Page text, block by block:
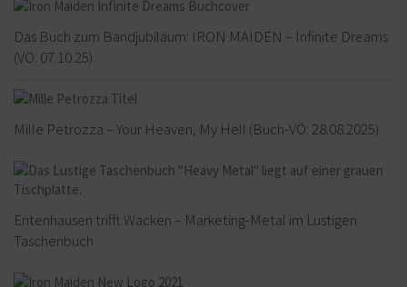
Das Buch zum Bandjubiläum: IRON MAIDEN – Infinite Dreams
(VÖ: 07.10.25)
Mille Petrozza – Your Heaven, My Hell (Buch-VÖ: 28.08.2025)
Entenhausen trifft Wacken – Marketing-Metal im Lustigen
Taschenbuch